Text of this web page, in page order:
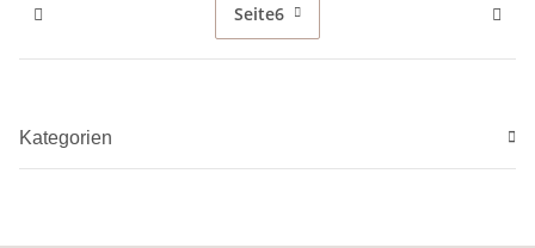
Seite6
Kategorien